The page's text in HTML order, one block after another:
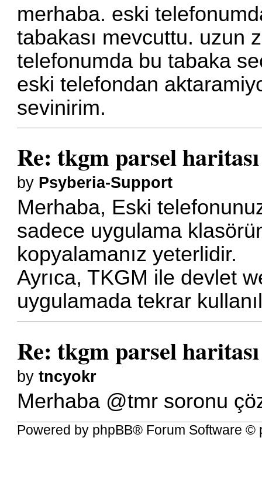
merhaba. eski
tabakası mevcuttu. uzun
telefonumda bu tabaka
eski telefondan
sevinirim.
Re: tkgm parsel haritası
by Psyberia-Support
Merhaba, Eski
sadece uygulama
kopyalamanız yeterlidir.
Ayrıca, TKGM ile devlet
uygulamada tekrar
Re: tkgm parsel haritası
bytncyokr
Merhaba @tmr soronu
Powered by phpBB® Forum Software ©